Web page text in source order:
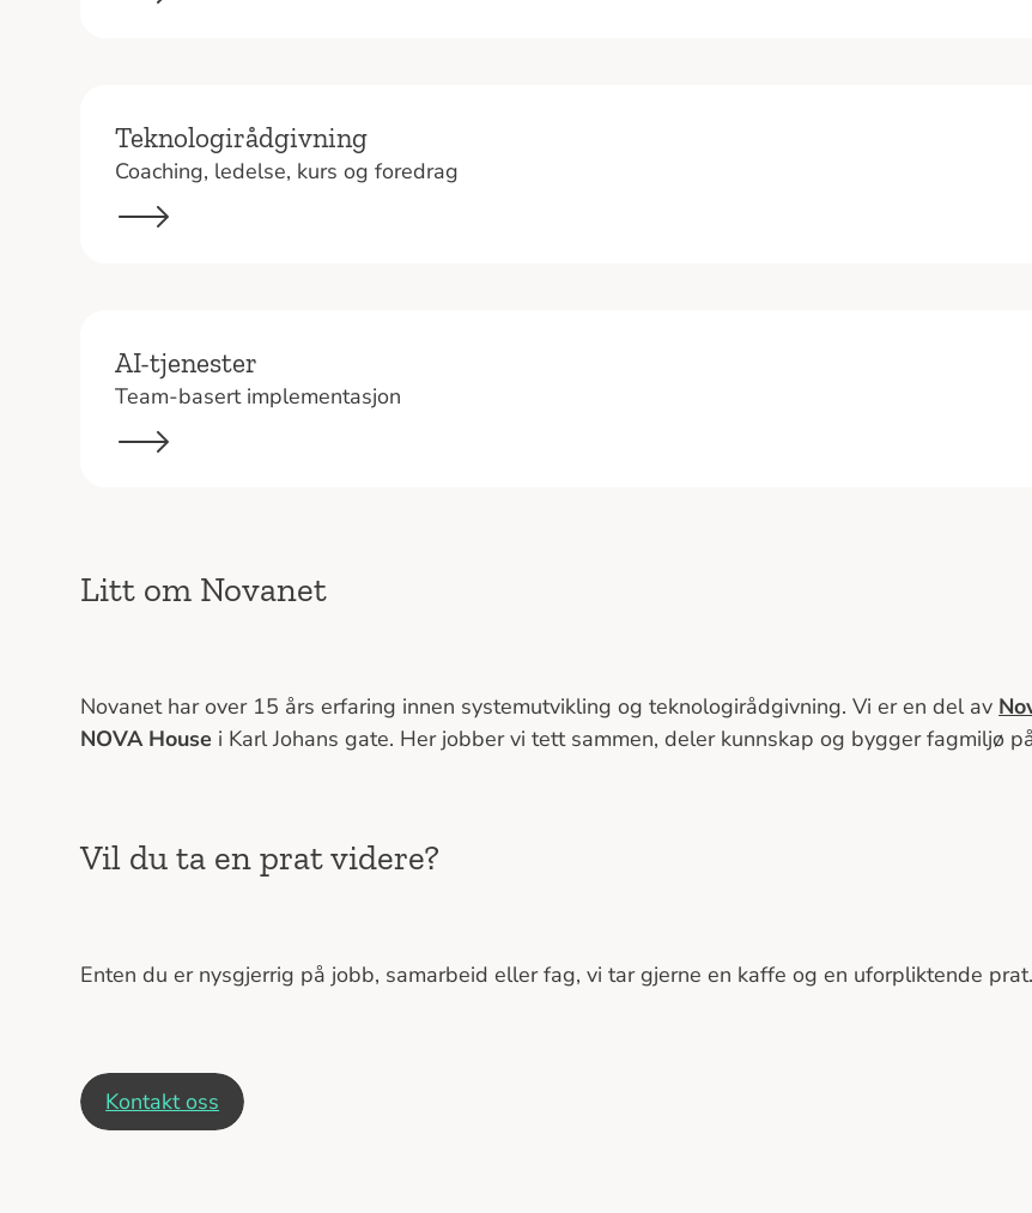
Teknologirådgivning
Coaching, ledelse, kurs og foredrag
AI-tjenester
Team-basert implementasjon
Litt om Novanet
Novanet har over 15 års erfaring innen systemutvikling og teknologirådgivning. Vi er en del av
NOVA House i Karl Johans gate. Her jobber vi tett sammen, deler kunnskap og bygger fagmiljø
Vil du ta en prat videre?
Enten du er nysgjerrig på jobb, samarbeid eller fag, vi tar gjerne en kaffe og en uforpliktende prat.
Kontakt oss